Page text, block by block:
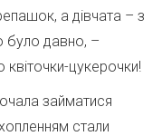
а дівчата – з
було давно, –
квіточки-цукерочки!
займатися
стали